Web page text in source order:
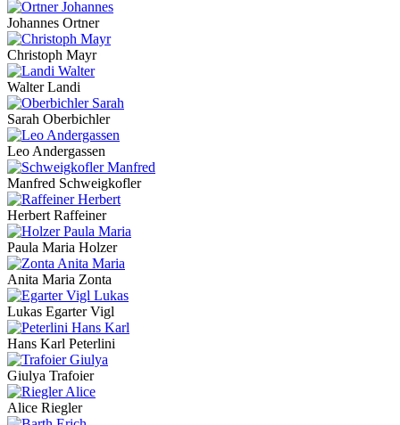
Johannes Ortner
Christoph Mayr
Walter Landi
Sarah Oberbichler
Leo Andergassen
Manfred Schweigkofler
Herbert Raffeiner
Paula Maria Holzer
Anita Maria Zonta
Lukas Egarter Vigl
Hans Karl Peterlini
Giulya Trafoier
Alice Riegler